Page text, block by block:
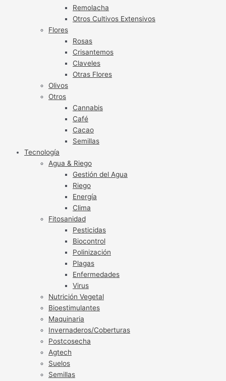
Remolacha
Otros Cultivos Extensivos
Flores
Rosas
Crisantemos
Claveles
Otras Flores
Olivos
Otros
Cannabis
Café
Cacao
Semillas
Tecnología
Agua & Riego
Gestión del Agua
Riego
Energía
Clima
Fitosanidad
Pesticidas
Biocontrol
Polinización
Plagas
Enfermedades
Virus
Nutrición Vegetal
Bioestimulantes
Maquinaria
Invernaderos/Coberturas
Postcosecha
Agtech
Suelos
Semillas